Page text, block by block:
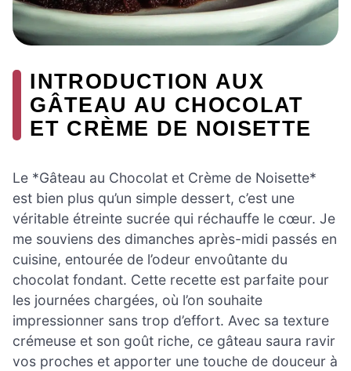
INTRODUCTION AUX
GÂTEAU AU CHOCOLAT
ET CRÈME DE NOISETTE
Le *Gâteau au Chocolat et Crème de Noisette*
est bien plus qu’un simple dessert, c’est une
véritable étreinte sucrée qui réchauffe le cœur. Je
me souviens des dimanches après-midi passés en
cuisine, entourée de l’odeur envoûtante du
chocolat fondant. Cette recette est parfaite pour
les journées chargées, où l’on souhaite
impressionner sans trop d’effort. Avec sa texture
crémeuse et son goût riche, ce gâteau saura ravir
vos proches et apporter une touche de douceur à